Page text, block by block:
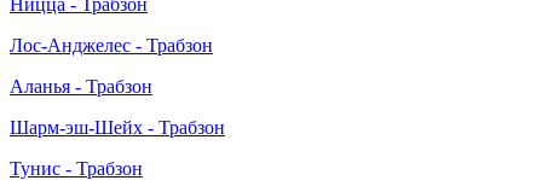
Лос-Анджелес - Трабзон
Аланья - Трабзон
Шарм-эш-Шейх - Трабзон
Тунис - Трабзон